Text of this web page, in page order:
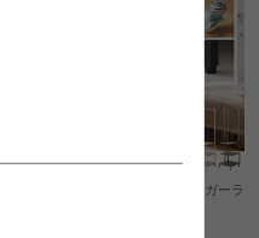
【幅40cm】Tito 棚付きスリムハンガーラ